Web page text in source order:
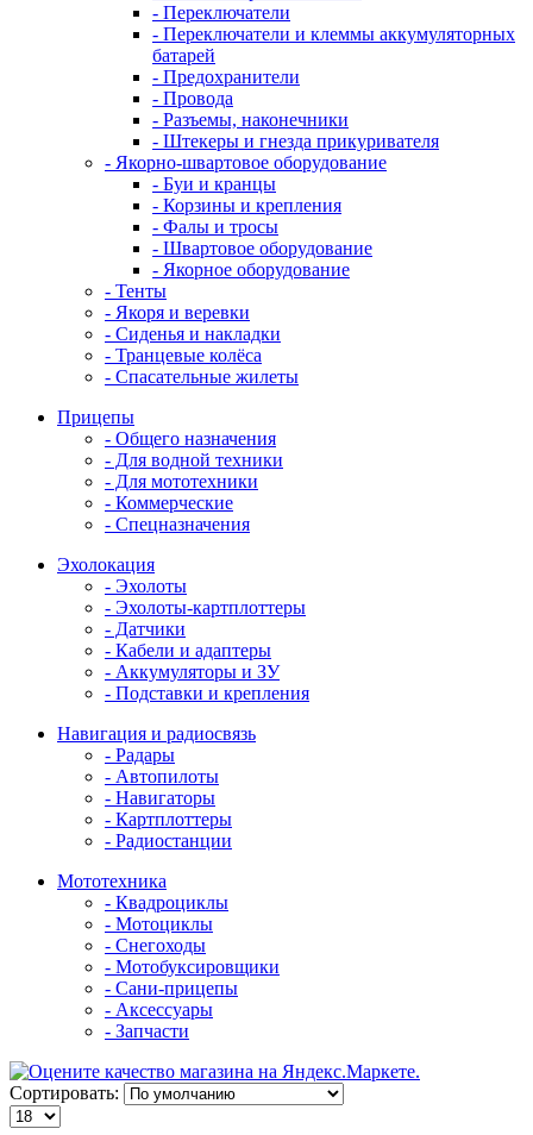
- Переключатели
- Переключатели и клеммы аккумуляторных
батарей
- Предохранители
- Провода
- Разъемы, наконечники
- Штекеры и гнезда прикуривателя
- Якорно-швартовое оборудование
- Буи и кранцы
- Корзины и крепления
- Фалы и тросы
- Швартовое оборудование
- Якорное оборудование
- Тенты
- Якоря и веревки
- Сиденья и накладки
- Транцевые колёса
- Спасательные жилеты
Прицепы
- Общего назначения
- Для водной техники
- Для мототехники
- Коммерческие
- Спецназначения
Эхолокация
- Эхолоты
- Эхолоты-картплоттеры
- Датчики
- Кабели и адаптеры
- Аккумуляторы и ЗУ
- Подставки и крепления
Навигация и радиосвязь
- Радары
- Автопилоты
- Навигаторы
- Картплоттеры
- Радиостанции
Мототехника
- Квадроциклы
- Мотоциклы
- Снегоходы
- Мотобуксировщики
- Сани-прицепы
- Аксессуары
- Запчасти
Сортировать: